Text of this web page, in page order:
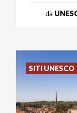
da
SITI UNESCO